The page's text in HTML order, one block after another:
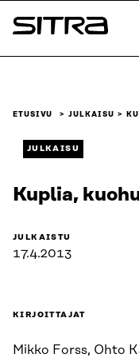
Siirry
suoraan
Sitra
ETUSIVU JULKAISU
JULKAISU
Kuplia,
JULKAISTU
17.4.2013
KIRJOITTAJAT
Mikko Forss, Ohto